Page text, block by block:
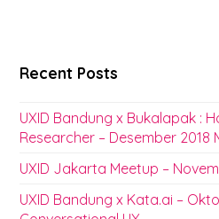
Recent Posts
UXID Bandung x Bukalapak :
Researcher – Desember 2018
UXID Jakarta Meetup –
UXID Bandung x Kata.ai –